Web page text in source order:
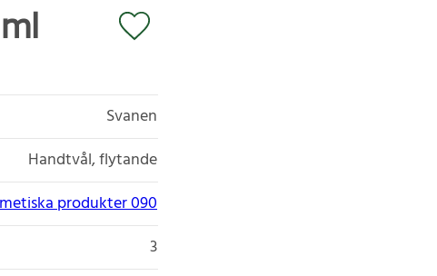
Svanen
Handtvål, flytande
produkter 090
3